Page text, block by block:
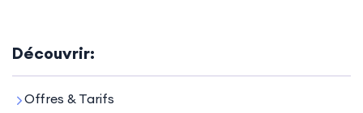
Découvrir:
Offres & Tarifs